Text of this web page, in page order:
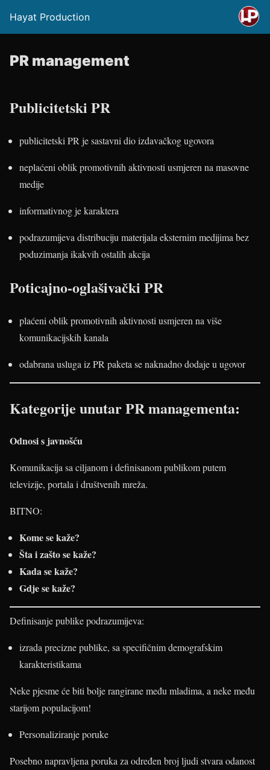
Hayat Production
PR management
Publicitetski PR
publicitetski PR je sastavni dio izdavačkog ugovora
neplaćeni oblik promotivnih aktivnosti usmjeren na masovne
medije
informativnog je karaktera
podrazumijeva distribuciju materijala eksternim medijima bez
poduzimanja ikakvih ostalih akcija
Poticajno-oglašivački PR
plaćeni oblik promotivnih aktivnosti usmjeren na više
komunikacijskih kanala
odabrana usluga iz PR paketa se naknadno dodaje u ugovor
Kategorije unutar PR managementa:
Odnosi s javnošću
Komunikacija sa ciljanom i definisanom publikom putem
televizije, portala i društvenih mreža.
BITNO:
Kome se kaže?
Šta i zašto se kaže?
Kada se kaže?
Gdje se kaže?
Definisanje publike podrazumijeva:
izrada precizne publike, sa specifičnim demografskim
karakteristikama
Neke pjesme će biti bolje rangirane među mladima, a neke među
starijom populacijom!
Personaliziranje poruke
Posebno napravljena poruka za određen broj ljudi stvara odanost